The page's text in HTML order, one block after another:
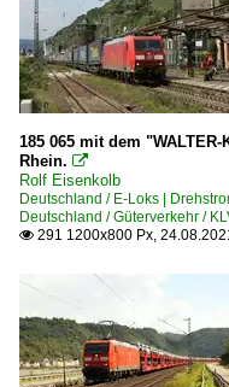
185 065 mit dem
Rhein. 
Rolf Eisenkolb
Deutschland / E-Loks |
Deutschland / Güterverkehr /
 291 1200x800 Px,